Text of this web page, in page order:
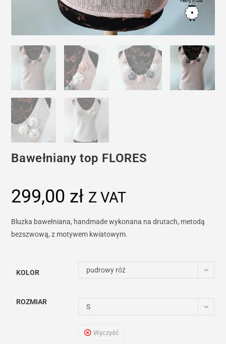
Bawełniany top FLORES
299,00 zł Z VAT
Bluzka bawełniana, handmade wykonana na drutach, metodą
bezszwową, z motywem kwiatowym.
KOLOR pudrowy róż
ROZMIAR
S
Wyczyść